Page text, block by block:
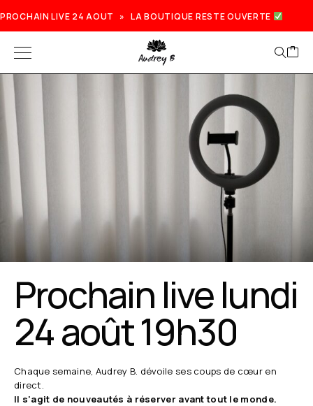
PROCHAIN LIVE 24 AOUT » LA BOUTIQUE RESTE OUVERTE
Prochain live lundi
24 août 19h30
Chaque semaine, Audrey B. dévoile ses coups de cœur en
direct.
Il s'agit de nouveautés à réserver avant tout le monde.